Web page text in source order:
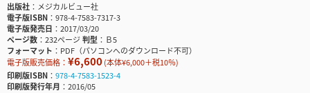
出版社
メジカルビュー社
電子版ISBN
978-4-7583-7317-3
電子版発売日
2017/03/20
ページ数
232ページ判型
Ｂ5
フォーマット
PDF（パソコンへのダウンロード不可）
電子版販売価格： ¥6,600(本体¥6,000＋税10％)
印刷版ISBN
978-4-7583-1523-4
印刷版発行年月
2016/05